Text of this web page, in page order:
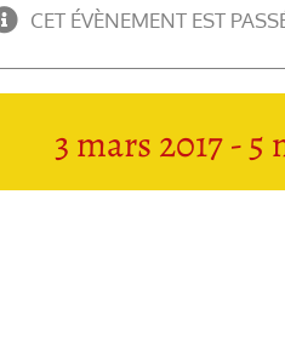
CET ÉVÈNEMENT EST
3 mars 2017-5